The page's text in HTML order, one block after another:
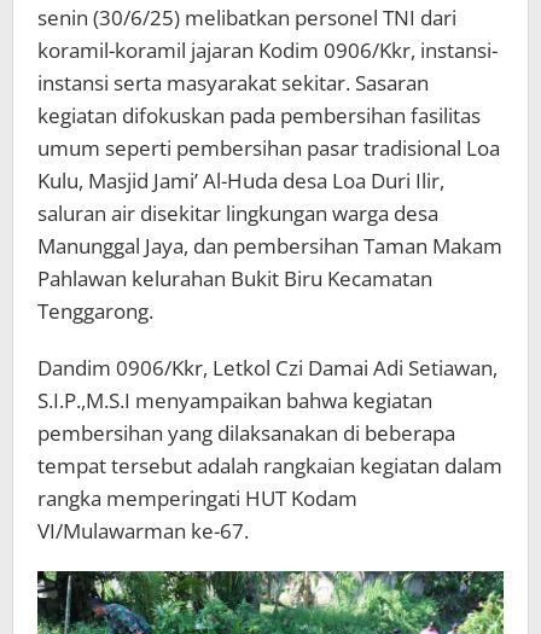
senin (30/6/25) melibatkan personel TNI dari
koramil-koramil jajaran Kodim 0906/Kkr, instansi-
instansi serta masyarakat sekitar. Sasaran
kegiatan difokuskan pada pembersihan fasilitas
umum seperti pembersihan pasar tradisional Loa
Kulu, Masjid Jami’ Al-Huda desa Loa Duri Ilir,
saluran air disekitar lingkungan warga desa
Manunggal Jaya, dan pembersihan Taman Makam
Pahlawan kelurahan Bukit Biru Kecamatan
Tenggarong.
Dandim 0906/Kkr, Letkol Czi Damai Adi Setiawan,
S.I.P.,M.S.I menyampaikan bahwa kegiatan
pembersihan yang dilaksanakan di beberapa
tempat tersebut adalah rangkaian kegiatan dalam
rangka memperingati HUT Kodam
VI/Mulawarman ke-67.